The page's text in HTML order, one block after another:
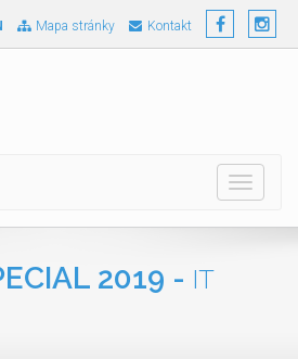
Mapa stránky Kontakt
Toggle
2019 - IT